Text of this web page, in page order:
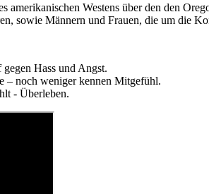
amerikanischen Westens über den den
sowie Männern und Frauen, die um die
Hass und Angst.
– noch weniger kennen Mitgefühl.
- Überleben.